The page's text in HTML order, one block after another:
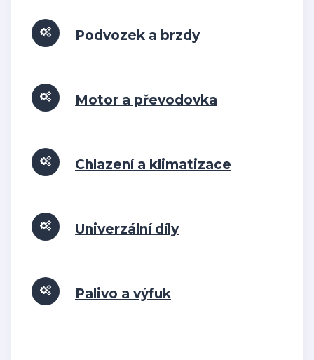
Podvozek a brzdy
Motor a převodovka
Chlazení a klimatizace
Univerzální díly
Palivo a výfuk